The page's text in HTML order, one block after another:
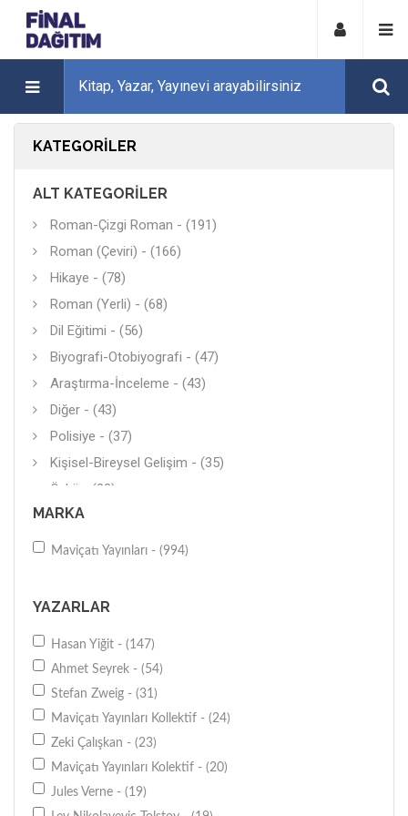
KATEGORILER
ALT KATEGORILER
Roman-Çizgi Roman - (191)
Roman (Çeviri) - (166)
Hikaye - (78)
Roman (Yerli) - (68)
Dil Eğitimi - (56)
Biyografi-Otobiyografi - (47)
Araştırma-İnceleme - (43)
Diğer - (43)
Polisiye - (37)
Kişisel-Bireysel Gelişim - (35)
Öykü - (33)
Fıkra - (24)
Yerel Tarih - (17)
İngilizce - (11)
Tarihi Roman - (11)
Boyama Kitabı - (11)
Hikaye (Çeviri) - (8)
İslam - (8)
Araştırma-İnceleme - (7)
MARKA
Maviçatı Yayınları - (994)
YAZARLAR
Hasan Yiğit - (147)
Ahmet Seyrek - (54)
Stefan Zweig - (31)
Maviçatı Yayınları Kollektif - (24)
Zeki Çalışkan - (23)
Maviçatı Yayınları Kolektif - (20)
Jules Verne - (19)